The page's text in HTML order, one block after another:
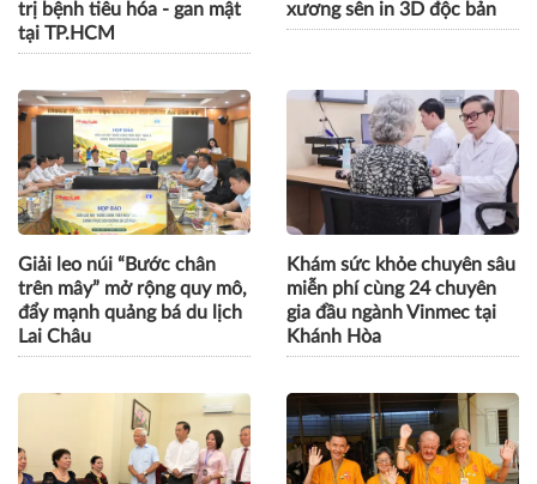
trị bệnh tiêu hóa - gan mật
tại TP.HCM
xương sên in 3D độc bản
Giải leo núi “Bước chân
trên mây” mở rộng quy mô,
đẩy mạnh quảng bá du lịch
Lai Châu
Khám sức khỏe chuyên sâu
miễn phí cùng 24 chuyên
gia đầu ngành Vinmec tại
Khánh Hòa